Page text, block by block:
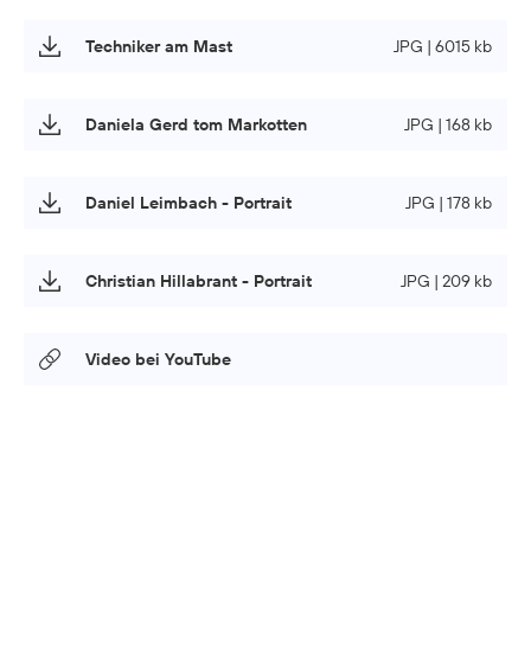
Techniker am Mast JPG | 6015 kb
Daniela Gerd tom Markotten JPG | 168 kb
Daniel Leimbach - Portrait JPG | 178 kb
Christian Hillabrant - Portrait JPG | 209 kb
Video bei YouTube